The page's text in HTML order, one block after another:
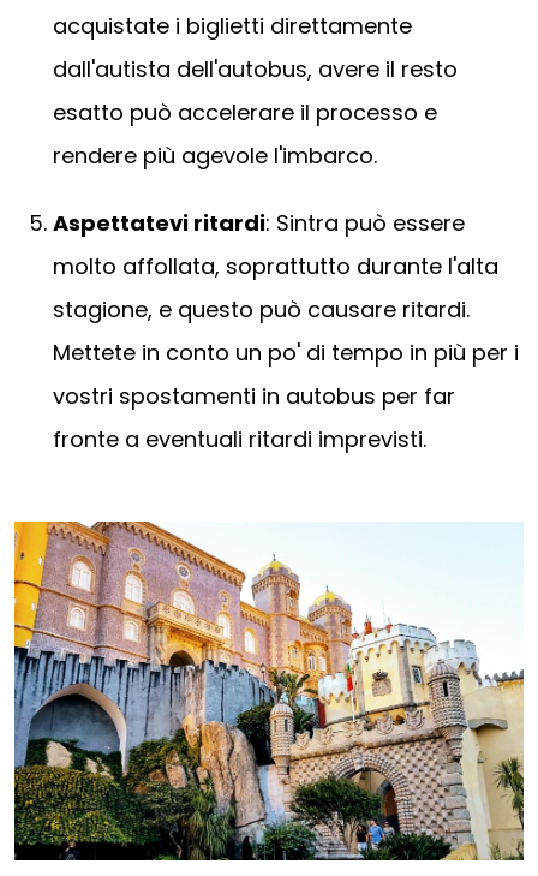
acquistate i biglietti direttamente
dall'autista dell'autobus, avere il resto
esatto può accelerare il processo e
rendere più agevole l'imbarco.
Aspettatevi ritardi: Sintra può essere
molto affollata, soprattutto durante l'alta
stagione, e questo può causare ritardi.
Mettete in conto un po' di tempo in più per i
vostri spostamenti in autobus per far
fronte a eventuali ritardi imprevisti.